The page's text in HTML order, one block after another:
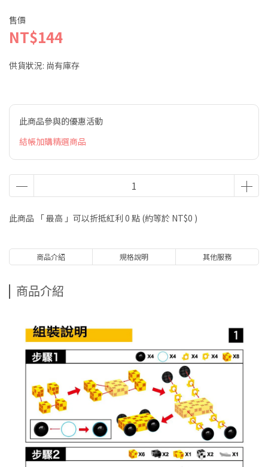
售價
NT$144
供貨狀況: 尚有庫存
此商品參與的優惠活動
結帳加購精選商品
此商品 「 最高 」可以折抵紅利 0 點 (約等於 NT$0 )
商品介紹 規格說明 其他服務
商品介紹